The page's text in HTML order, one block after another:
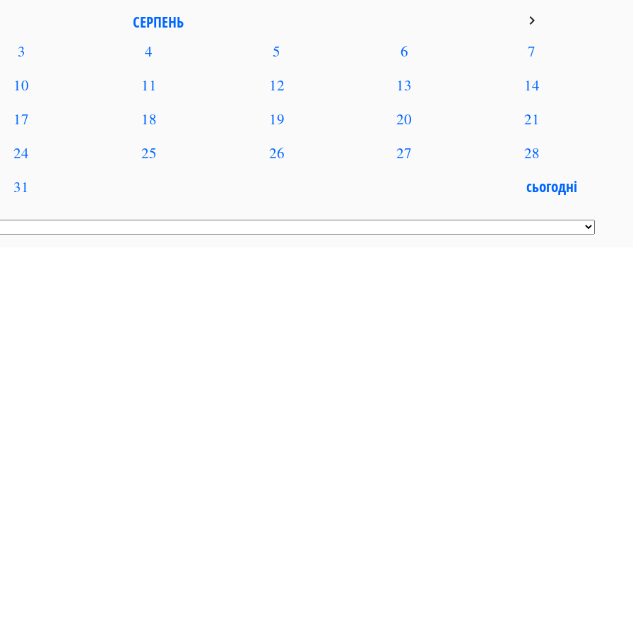
СЕРПЕНЬ keyboard_arrow_right
3 4 5 6
7
10 11 12 13
14
17 18 19 20
21
24 25 26 27
28
31 сьогодні